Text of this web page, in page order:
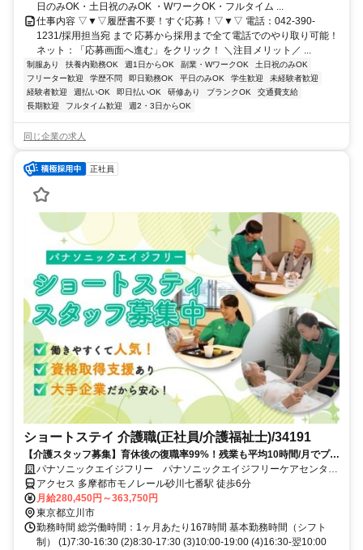
日のみOK・土日祝のみOK ・WワークOK・フルタイム ...
仕事内容 ▽▼▽履歴書不要！すぐ応募！▽▼▽ 電話：042-390-
1231/採用担当宛 まで 応募から採用まで全て電話でのやり取り可能！
ネット：「応募画面へ進む」をクリック！ ＼注目メリット／ ...
制服あり 扶養内勤務OK 週1日からOK 副業・WワークOK
土日祝のみOK
フリーター歓迎
学歴不問 即日勤務OK 平日のみOK 学生歓迎
未経験者歓迎
経験者歓迎
週払いOK 即日払いOK 研修あり ブランクOK
交通費支給
長期歓迎
フルタイム歓迎 週2・3日からOK
同じ企業の求人
正社員
ショートステイ 介護職(正社員/介護福祉士)/34191
【介護スタッフ募集】育休後の復職率99%！残業も平均10時間/月でプラ
イベートとの両立も可能です入社時や階級別の研修あり◎スキルや役割
に応じたグレード設定で、あなたのキャリアアップを応援します！
パナソニックエイジフリー パナソニックエイジフリーケアセンター
立川柏町・ショートステイ
アクセス 多摩都市モノレール砂川七番駅 徒歩6分
月給280,450円～363,750円
東京都立川市
勤務時間 総労働時間：1ヶ月あたり167時間 基本勤務時間（シフト
制） (1)7:30-16:30 (2)8:30-17:30 (3)10:00-19:00 (4)16:30-翌10:00